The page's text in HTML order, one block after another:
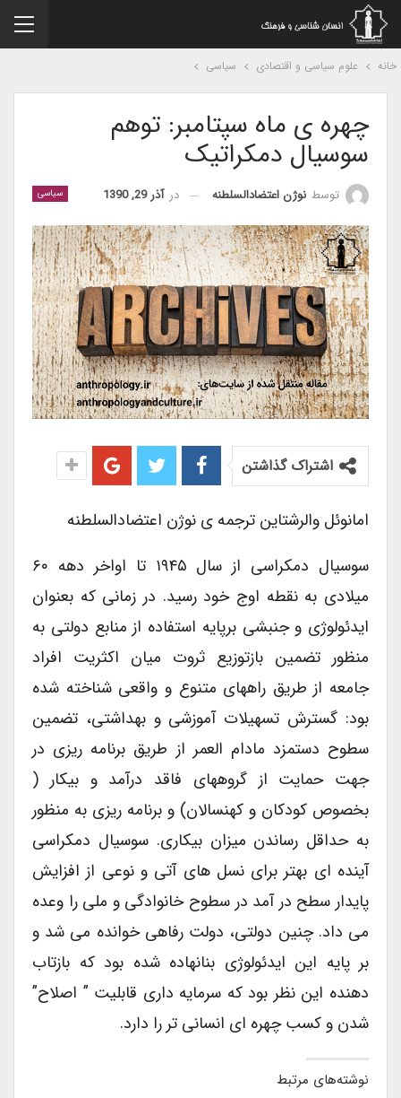
علوم سیاسی و اقتصادی سیاسی
چهره ی ماه سپتامبر: توهم
سوسیال دمکراتیک
سیاسی توسطنوژن اعتضادالسلطنه درآذر 29, 1390
اشتراک گذاشتن
امانوئل والرشتاین ترجمه ی نوژن اعتضادالسلطنه
سوسیال دمکراسی از سال ۱۹۴۵ تا اواخر دهه ۶۰
میلادی به نقطه اوج خود رسید. در زمانی که بعنوان
ایدئولوژی و جنبشی برپایه استفاده از منابع دولتی به
منظور تضمین بازتوزیع ثروت میان اکثریت افراد
جامعه از طریق راههای متنوع و واقعی شناخته شده
بود: گسترش تسهیلات آموزشی و بهداشتی، تضمین
سطوح دستمزد مادام العمر از طریق برنامه ریزی در
جهت حمایت از گروههای فاقد درآمد و بیکار (
بخصوص کودکان و کهنسالان) و برنامه ریزی به منظور
به حداقل رساندن میزان بیکاری. سوسیال دمکراسی
آینده ای بهتر برای نسل های آتی و نوعی از افزایش
پایدار سطح در آمد در سطوح خانوادگی و ملی را وعده
می داد. چنین دولتی، دولت رفاهی خوانده می شد و
بر پایه این ایدئولوژی بنانهاده شده بود که بازتاب
دهنده این نظر بود که سرمایه داری قابلیت ” اصلاح”
شدن و کسب چهره ای انسانی تر را دارد.
نوشته‌های مرتبط